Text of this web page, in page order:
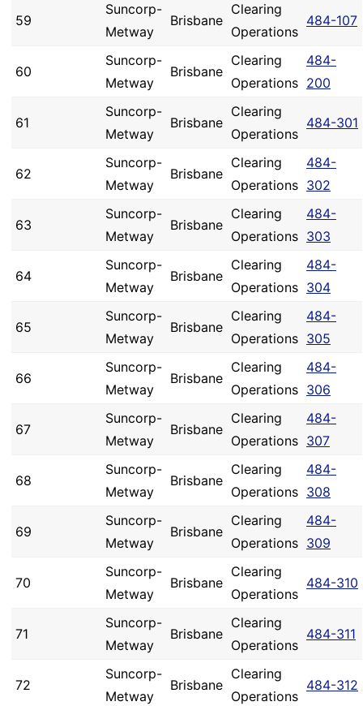
59
Suncorp-
Metway
Brisbane
Clearing
Operations
484-107
60
Suncorp-
Metway
Brisbane
Clearing
Operations
484-
200
61
Suncorp-
Metway
Brisbane
Clearing
Operations
484-301
62
Suncorp-
Metway
Brisbane
Clearing
Operations
484-
302
63
Suncorp-
Metway
Brisbane
Clearing
Operations
484-
303
64
Suncorp-
Metway
Brisbane
Clearing
Operations
484-
304
65
Suncorp-
Metway
Brisbane
Clearing
Operations
484-
305
66
Suncorp-
Metway
Brisbane
Clearing
Operations
484-
306
67
Suncorp-
Metway
Brisbane
Clearing
Operations
484-
307
68
Suncorp-
Metway
Brisbane
Clearing
Operations
484-
308
69
Suncorp-
Metway
Brisbane
Clearing
Operations
484-
309
70
Suncorp-
Metway
Brisbane
Clearing
Operations
484-310
71
Suncorp-
Metway
Brisbane
Clearing
Operations
484-311
72
Suncorp-
Metway
Brisbane
Clearing
Operations
484-312